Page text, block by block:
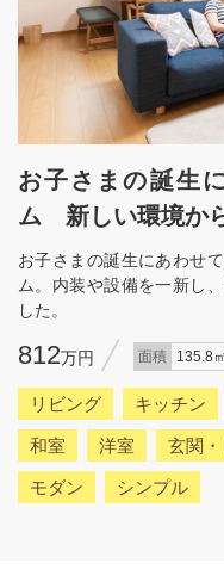
お子さまの誕生
ム 新しい環境か
お子さまの誕生にあわせ
ム。内装や設備を一新し
した。
812万円 面積 135.8㎡
リビング キッチン
和室 洋室 玄関
モダン シンプル